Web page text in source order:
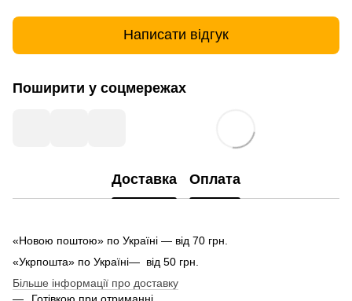
Написати відгук
Поширити у соцмережах
Доставка Оплата
«Новою поштою» по Україні — від 70 грн.
«Укрпошта» по Україні— від 50 грн.
Більше інформації про доставку
Готівкою при отриманні